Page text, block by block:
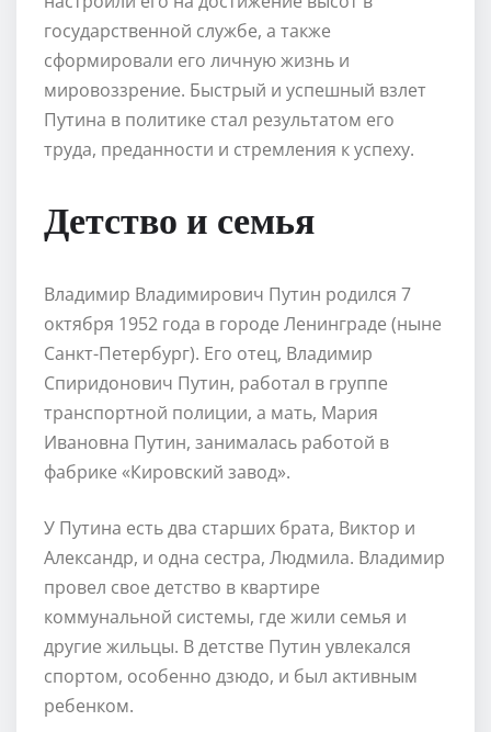
государственной службе, а также
сформировали его личную жизнь и
мировоззрение. Быстрый и успешный взлет
Путина в политике стал результатом его
труда, преданности и стремления к успеху.
Детство и семья
Владимир Владимирович Путин родился 7
октября 1952 года в городе Ленинграде (ныне
Санкт-Петербург). Его отец, Владимир
Спиридонович Путин, работал в группе
транспортной полиции, а мать, Мария
Ивановна Путин, занималась работой в
фабрике «Кировский завод».
У Путина есть два старших брата, Виктор и
Александр, и одна сестра, Людмила. Владимир
провел свое детство в квартире
коммунальной системы, где жили семья и
другие жильцы. В детстве Путин увлекался
спортом, особенно дзюдо, и был активным
ребенком.